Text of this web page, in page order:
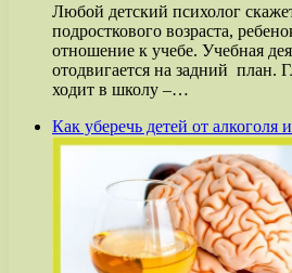
Любой детский психолог
подросткового возраста,
отношение к учебе. Учебная
отодвигается на задний план.
ходит в школу –…
Как уберечь детей от алкоголя